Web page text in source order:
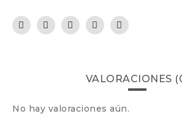
VALORACIONES
No hay valoraciones aún.